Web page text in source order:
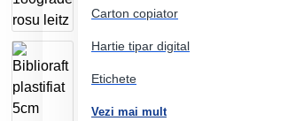
Carton copiator
Hartie tipar digital
Etichete
Vezi mai mult